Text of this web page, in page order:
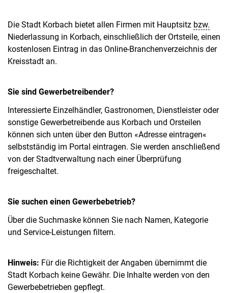
Die Stadt Korbach bietet allen Firmen mit Hauptsitz bzw.
Niederlassung in Korbach, einschließlich der Ortsteile, einen
kostenlosen Eintrag in das Online-Branchenverzeichnis der
Kreisstadt an.
Sie sind Gewerbetreibender?
Interessierte Einzelhändler, Gastronomen, Dienstleister oder
sonstige Gewerbetreibende aus Korbach und Orsteilen
können sich unten über den Button «Adresse eintragen«
selbstständig im Portal eintragen. Sie werden anschließend
von der Stadtverwaltung nach einer Überprüfung
freigeschaltet.
Sie suchen einen Gewerbebetrieb?
Über die Suchmaske können Sie nach Namen, Kategorie
und Service-Leistungen filtern.
Hinweis: Für die Richtigkeit der Angaben übernimmt die
Stadt Korbach keine Gewähr. Die Inhalte werden von den
Gewerbebetrieben gepflegt.